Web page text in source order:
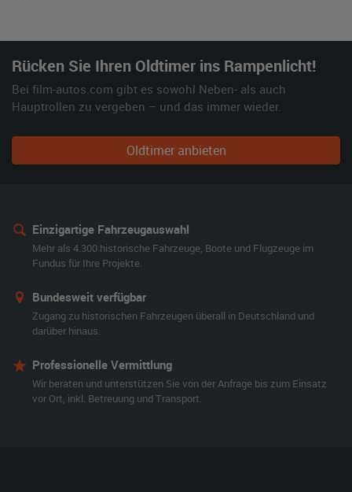
Rücken Sie Ihren Oldtimer ins Rampenlicht!
Bei film-autos.com gibt es sowohl Neben- als auch
Hauptrollen zu vergeben – und das immer wieder.
Oldtimer anbieten
Einzigartige Fahrzeugauswahl
Mehr als 4.300 historische Fahrzeuge, Boote und Flugzeuge im
Fundus für Ihre Projekte.
Bundesweit verfügbar
Zugang zu historischen Fahrzeugen überall in Deutschland und
darüber hinaus.
Professionelle Vermittlung
Wir beraten und unterstützen Sie von der Anfrage bis zum Einsatz
vor Ort, inkl. Betreuung und Transport.